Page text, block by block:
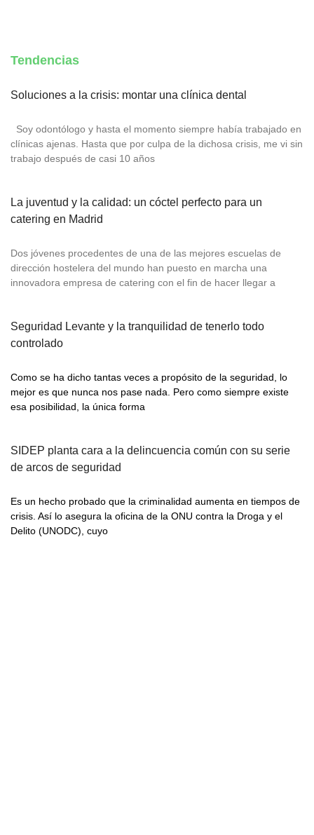
Tendencias
Soluciones a la crisis: montar una clínica dental
Soy odontólogo y hasta el momento siempre había trabajado en
clínicas ajenas. Hasta que por culpa de la dichosa crisis, me vi sin
trabajo después de casi 10 años
La juventud y la calidad: un cóctel perfecto para un
catering en Madrid
Dos jóvenes procedentes de una de las mejores escuelas de
dirección hostelera del mundo han puesto en marcha una
innovadora empresa de catering con el fin de hacer llegar a
Seguridad Levante y la tranquilidad de tenerlo todo
controlado
Como se ha dicho tantas veces a propósito de la seguridad, lo
mejor es que nunca nos pase nada. Pero como siempre existe
esa posibilidad, la única forma
SIDEP planta cara a la delincuencia común con su serie
de arcos de seguridad
Es un hecho probado que la criminalidad aumenta en tiempos de
crisis. Así lo asegura la oficina de la ONU contra la Droga y el
Delito (UNODC), cuyo